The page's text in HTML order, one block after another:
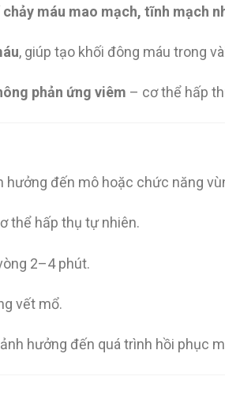
máu mao mạch, tĩnh mạch
, giúp tạo khối đông máu trong
phản ứng viêm – cơ thể hấp
hưởng đến mô hoặc chức năng
thể hấp thụ tự nhiên.
2–4 phút.
vết mổ.
hưởng đến quá trình hồi phục